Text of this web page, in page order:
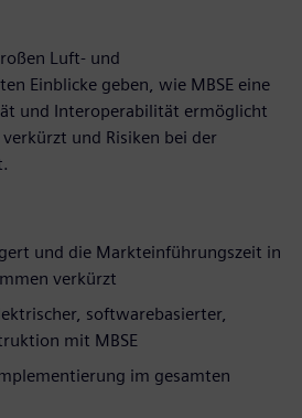
Luft- und
Einblicke geben, wie MBSE eine
und Interoperabilität ermöglicht
und Risiken bei der
und die Markteinführungszeit in
verkürzt
softwarebasierter,
mit MBSE
im gesamten